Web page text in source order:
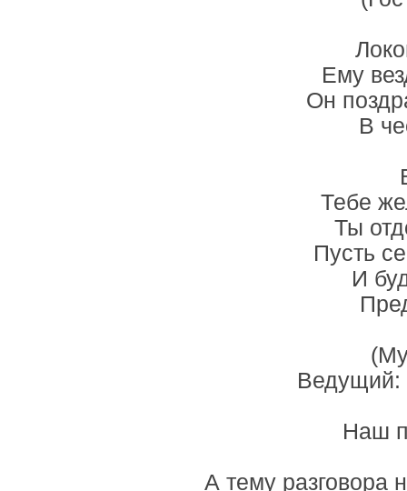
Ему
Он
В
Тебе
Ты
Пусть
И
Ведущий:
Наш
А тему разговора